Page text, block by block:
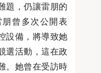
題，仍讓雷朋的
曾多次公開表
設備，將導致她
選活動，這在政
。她曾在受訪時